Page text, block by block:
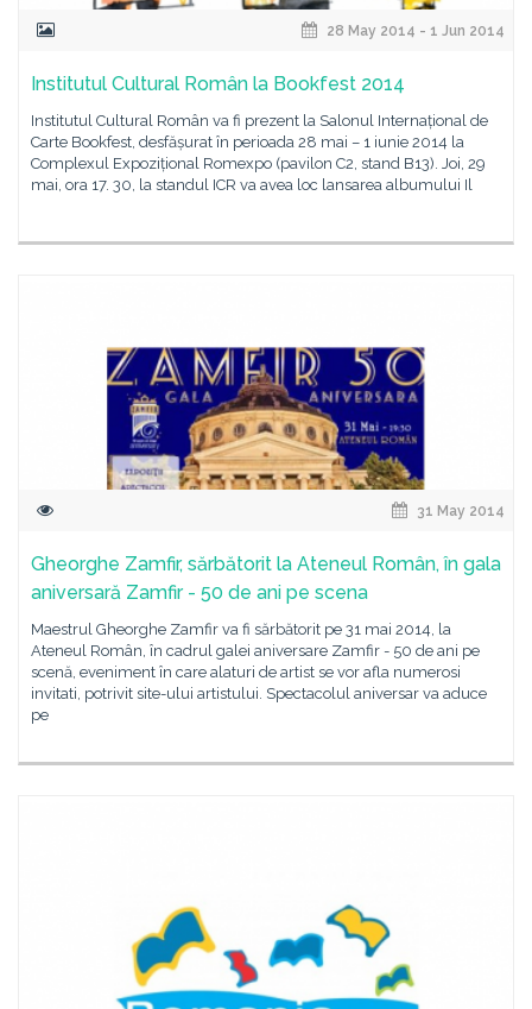
28 May 2014 - 1 Jun 2014
Institutul Cultural Român la Bookfest 2014
Institutul Cultural Român va fi prezent la Salonul Internațional de
Carte Bookfest, desfășurat în perioada 28 mai – 1 iunie 2014 la
Complexul Expozițional Romexpo (pavilon C2, stand B13). Joi, 29
mai, ora 17. 30, la standul ICR va avea loc lansarea albumului Il
31 May 2014
Gheorghe Zamfir, sărbătorit la Ateneul Român, în gala
aniversară Zamfir - 50 de ani pe scena
Maestrul Gheorghe Zamfir va fi sărbătorit pe 31 mai 2014, la
Ateneul Român, în cadrul galei aniversare Zamfir - 50 de ani pe
scenă, eveniment în care alaturi de artist se vor afla numerosi
invitati, potrivit site-ului artistului. Spectacolul aniversar va aduce
pe